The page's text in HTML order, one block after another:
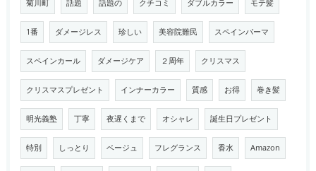
菊川町 話題 話題の クチコミ ダブルカラー モテ髪
1番 ダメージレス 珍しい 美容院難民 スペインパーマ
スペインカール ダメージケア ２周年 クリスマス
クリスマスプレゼント インナーカラー 質感 お得 巻き髪
明光義塾 丁寧 夜遅くまで オシャレ 誕生日プレゼント
特別 しっとり ベージュ フレグランス 香水 Amazon